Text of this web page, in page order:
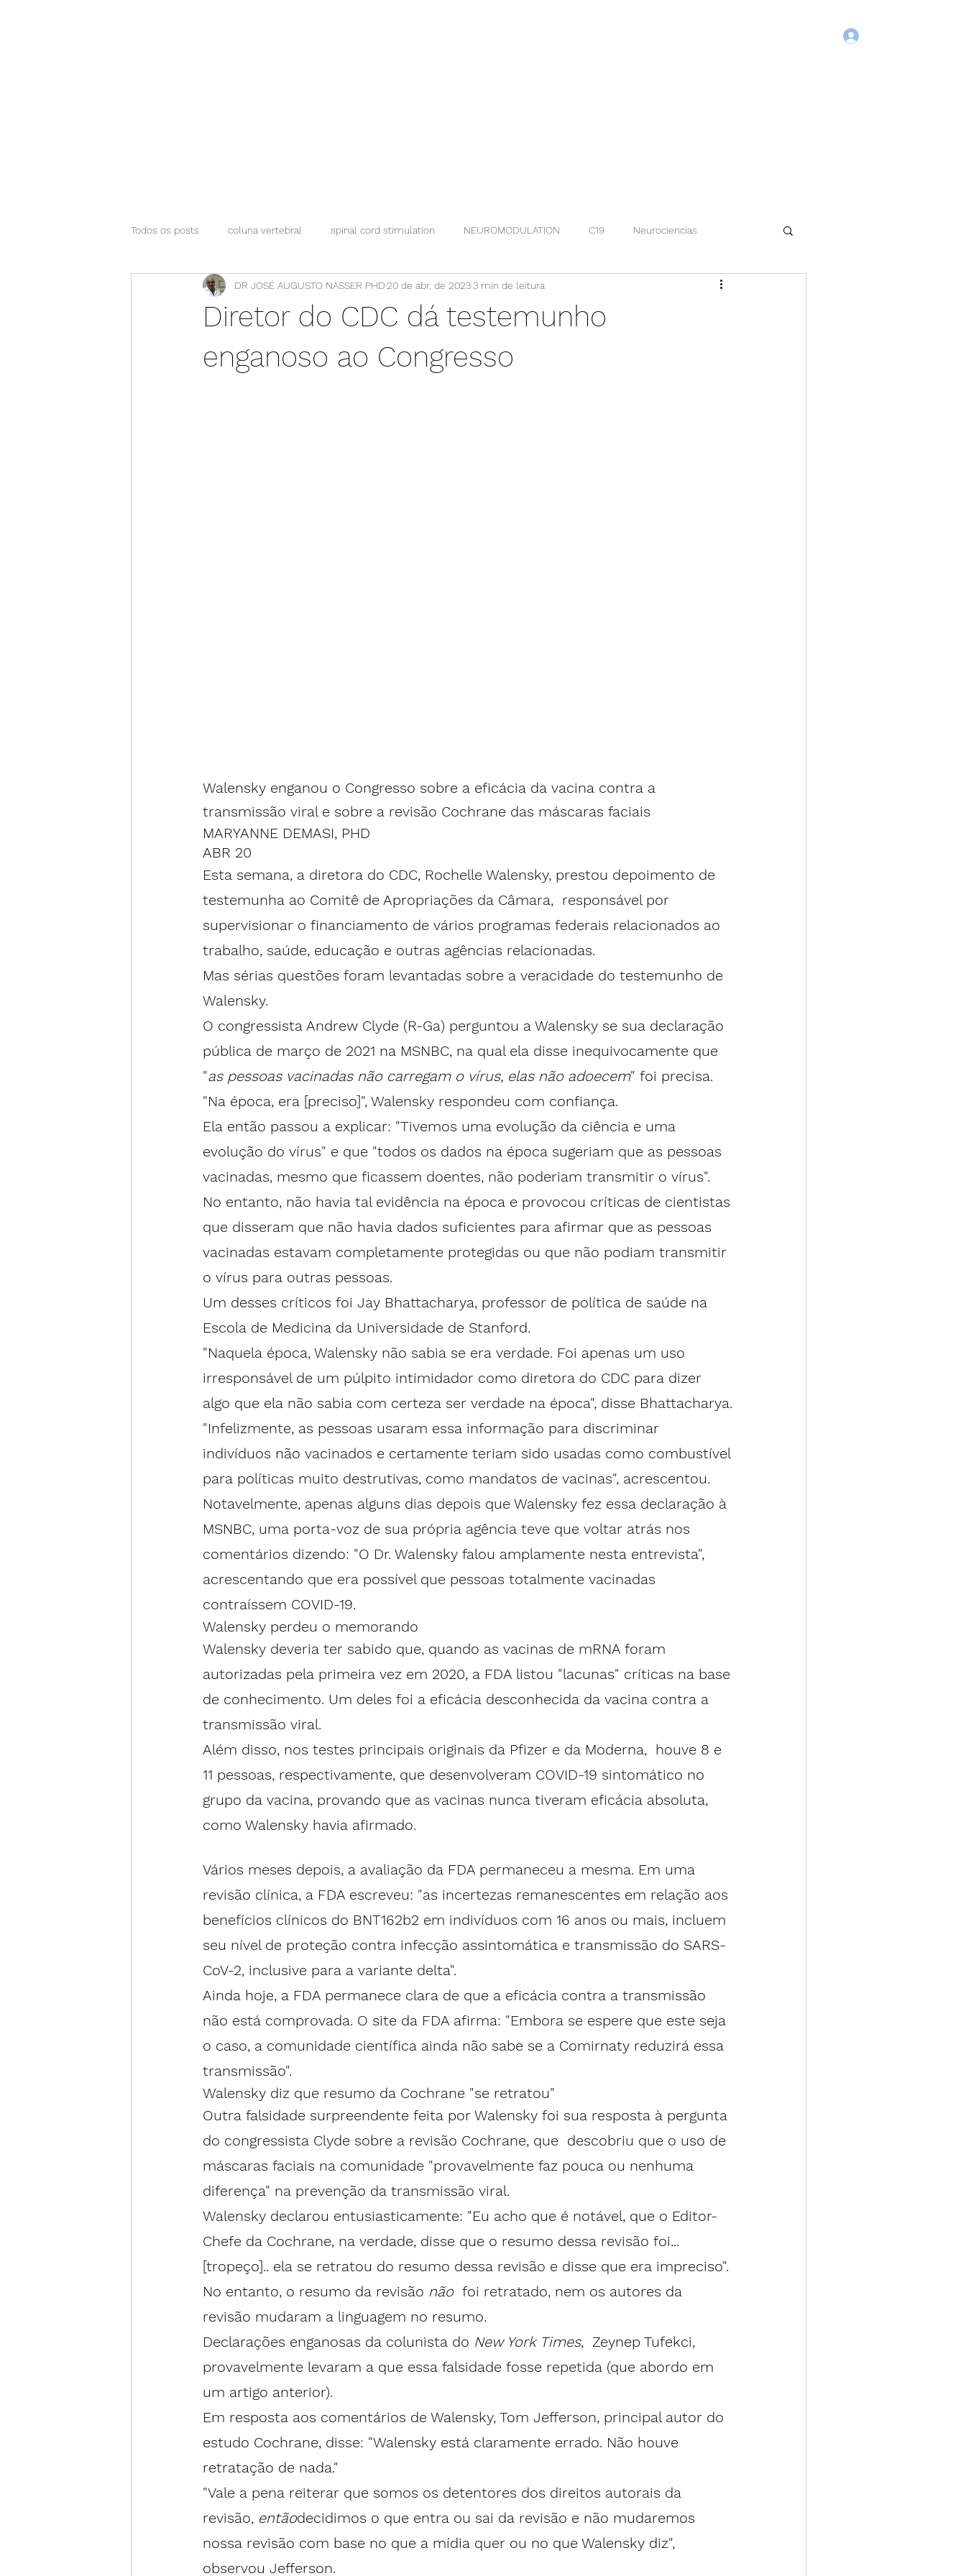
Todos os posts coluna vertebral spinal cord stimulation NEUROMODULATION C19 Neurociencias
Diretor do CDC dá testemunho
enganoso ao Congresso
DR JOSÉ AUGUSTO NASSER PHD20 de abr. de 20233 min de leitura
Walensky enganou o Congresso sobre a eficácia da vacina contra a
transmissão viral e sobre a revisão Cochrane das máscaras faciais
MARYANNE DEMASI, PHD
ABR 20
Esta semana, a diretora do CDC, Rochelle Walensky, prestou depoimento de
testemunha ao Comitê de Apropriações da Câmara,  responsável por
supervisionar o financiamento de vários programas federais relacionados ao
trabalho, saúde, educação e outras agências relacionadas.
Mas sérias questões foram levantadas sobre a veracidade do testemunho de
Walensky.
O congressista Andrew Clyde (R-Ga) perguntou a Walensky se sua declaração
pública de março de 2021 na MSNBC, na qual ela disse inequivocamente que
"as pessoas vacinadas não carregam o vírus, elas não adoecem" foi precisa.
"Na época, era [preciso]", Walensky respondeu com confiança.
Ela então passou a explicar: "Tivemos uma evolução da ciência e uma
evolução do vírus" e que "todos os dados na época sugeriam que as pessoas
vacinadas, mesmo que ficassem doentes, não poderiam transmitir o vírus".
No entanto, não havia tal evidência na época e provocou críticas de cientistas
que disseram que não havia dados suficientes para afirmar que as pessoas
vacinadas estavam completamente protegidas ou que não podiam transmitir
o vírus para outras pessoas.
Um desses críticos foi Jay Bhattacharya, professor de política de saúde na
Escola de Medicina da Universidade de Stanford.
"Naquela época, Walensky não sabia se era verdade. Foi apenas um uso
irresponsável de um púlpito intimidador como diretora do CDC para dizer
algo que ela não sabia com certeza ser verdade na época", disse Bhattacharya.
"Infelizmente, as pessoas usaram essa informação para discriminar
indivíduos não vacinados e certamente teriam sido usadas como combustível
para políticas muito destrutivas, como mandatos de vacinas", acrescentou.
Notavelmente, apenas alguns dias depois que Walensky fez essa declaração à
MSNBC, uma porta-voz de sua própria agência teve que voltar atrás nos
comentários dizendo: "O Dr. Walensky falou amplamente nesta entrevista",
acrescentando que era possível que pessoas totalmente vacinadas
contraíssem COVID-19.
Walensky perdeu o memorando
Walensky deveria ter sabido que, quando as vacinas de mRNA foram
autorizadas pela primeira vez em 2020, a FDA listou "lacunas" críticas na base
de conhecimento. Um deles foi a eficácia desconhecida da vacina contra a
transmissão viral.
Além disso, nos testes principais originais da Pfizer e da Moderna,  houve 8 e
11 pessoas, respectivamente, que desenvolveram COVID-19 sintomático no
grupo da vacina, provando que as vacinas nunca tiveram eficácia absoluta,
como Walensky havia afirmado.
Vários meses depois, a avaliação da FDA permaneceu a mesma. Em uma
revisão clínica, a FDA escreveu: "as incertezas remanescentes em relação aos
benefícios clínicos do BNT162b2 em indivíduos com 16 anos ou mais, incluem
seu nível de proteção contra infecção assintomática e transmissão do SARS-
CoV-2, inclusive para a variante delta".
Ainda hoje, a FDA permanece clara de que a eficácia contra a transmissão
não está comprovada. O site da FDA afirma: "Embora se espere que este seja
o caso, a comunidade científica ainda não sabe se a Comirnaty reduzirá essa
transmissão".
Walensky diz que resumo da Cochrane "se retratou"
Outra falsidade surpreendente feita por Walensky foi sua resposta à pergunta
do congressista Clyde sobre a revisão Cochrane, que  descobriu que o uso de
máscaras faciais na comunidade "provavelmente faz pouca ou nenhuma
diferença" na prevenção da transmissão viral.
Walensky declarou entusiasticamente: "Eu acho que é notável, que o Editor-
Chefe da Cochrane, na verdade, disse que o resumo dessa revisão foi...
[tropeço].. ela se retratou do resumo dessa revisão e disse que era impreciso".
No entanto, o resumo da revisão não foi retratado, nem os autores da
revisão mudaram a linguagem no resumo.
Declarações enganosas da colunista do New York Times,  Zeynep Tufekci,
provavelmente levaram a que essa falsidade fosse repetida (que abordo em
um artigo anterior).
Em resposta aos comentários de Walensky, Tom Jefferson, principal autor do
estudo Cochrane, disse: "Walensky está claramente errado. Não houve
retratação de nada."
"Vale a pena reiterar que somos os detentores dos direitos autorais da
revisão, entãodecidimos o que entra ou sai da revisão e não mudaremos
nossa revisão com base no que a mídia quer ou no que Walensky diz",
observou Jefferson.